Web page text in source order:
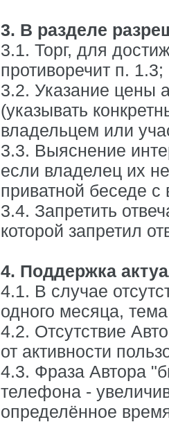
3. В разделе
3.1. Торг, для
противоречит п. 1.3;
3.2. Указание цены
(указывать
владельцем или
3.3. Выяснение
если владелец их
приватной беседе
3.4. Запретить
которой запретил
4. Поддержка
4.1. В случае
одного месяца,
4.2. Отсутствие
от активности
4.3. Фраза Автора
телефона -
определённое